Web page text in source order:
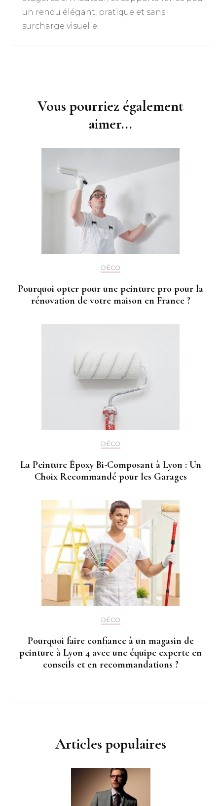
un rendu élégant, pratique et sans
surcharge visuelle.
Vous pourriez également
aimer...
DÉCO
Pourquoi opter pour une peinture pro pour la
rénovation de votre maison en France ?
DÉCO
La Peinture Époxy Bi-Composant à Lyon : Un
Choix Recommandé pour les Garages
DÉCO
Pourquoi faire confiance à un magasin de
peinture à Lyon 4 avec une équipe experte en
conseils et en recommandations ?
Articles populaires